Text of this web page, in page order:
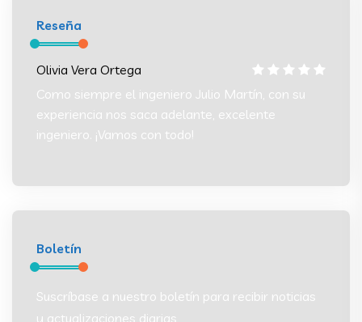
Reseña
Olivia Vera Ortega
Como siempre el ingeniero Julio Martín, con su
experiencia nos saca adelante, excelente
ingeniero. ¡Vamos con todo!
Boletín
Suscríbase a nuestro boletín para recibir noticias
y actualizaciones diarias